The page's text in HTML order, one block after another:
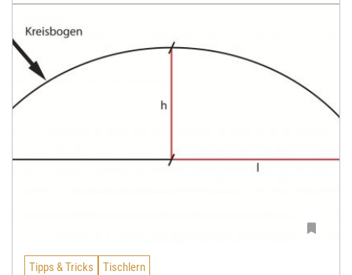
Tipps & Tricks Tischlern